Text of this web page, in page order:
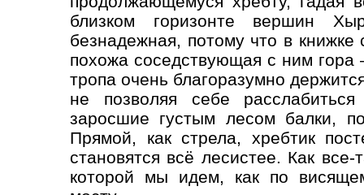
близком горизонте вершин
безнадежная, потому что в
похожа соседствующая с ним гора
тропа очень благоразумно
не позволяя себе
заросшие густым лесом балки,
Прямой, как стрела, хребтик
становятся всё лесистее. Как
которой мы идем, как по